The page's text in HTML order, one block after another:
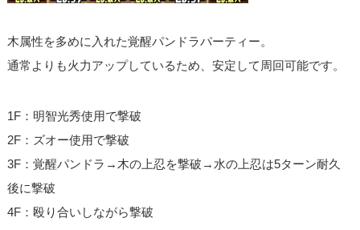
木属性を多めに入れた覚醒パンドラパーティー。
通常よりも火力アップしているため、安定して周回可能です。
1F：明智光秀使用で撃破
2F：ズオー使用で撃破
3F：覚醒パンドラ→木の上忍を撃破→水の上忍は5ターン耐久
後に撃破
4F：殴り合いしながら撃破